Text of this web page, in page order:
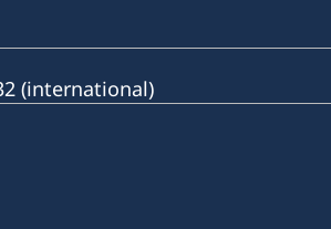
(international)